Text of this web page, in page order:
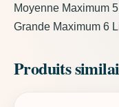
Moyenne Maximum
Grande Maximum 6
Produits